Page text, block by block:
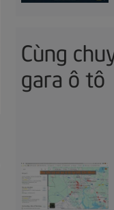
Cùng
gara ô tô